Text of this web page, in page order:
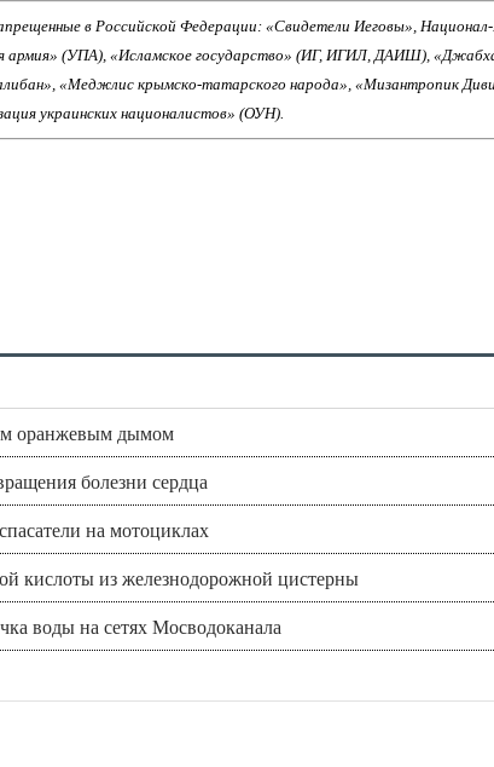
в Российской Федерации: «Свидетели Иеговы»,
армия» (УПА), «Исламское государство» (ИГ, ИГИЛ, ДАИШ),
«Меджлис крымско-татарского народа», «Мизантропик
украинских националистов» (ОУН).
оранжевым дымом
болезни сердца
на мотоциклах
кислоты из железнодорожной цистерны
воды на сетях Мосводоканала